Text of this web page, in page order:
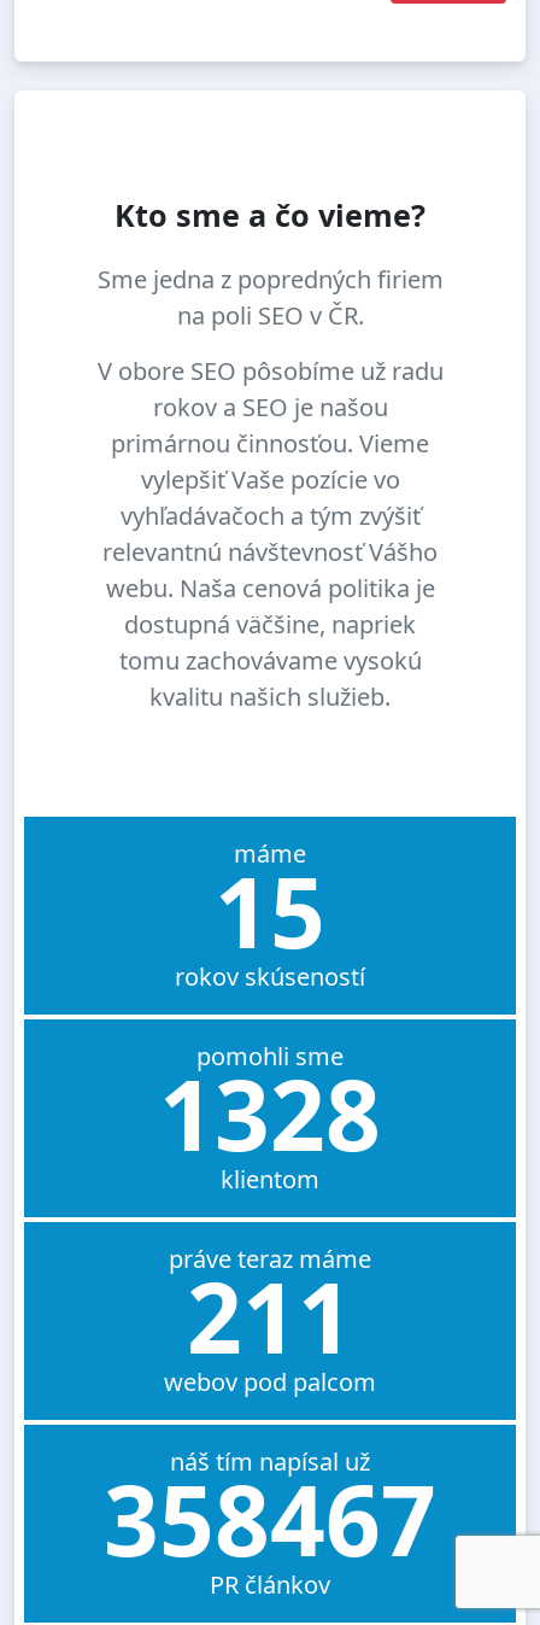
Kto sme a čo vieme?
Sme jedna z popredných firiem
na poli SEO v ČR.
V obore SEO pôsobíme už radu
rokov a SEO je našou
primárnou činnosťou. Vieme
vylepšiť Vaše pozície vo
vyhľadávačoch a tým zvýšiť
relevantnú návštevnosť Vášho
webu. Naša cenová politika je
dostupná väčšine, napriek
tomu zachovávame vysokú
kvalitu našich služieb.
máme
15
rokov skúseností
pomohli sme
1328
klientom
práve teraz máme
211
webov pod palcom
náš tím napísal už
358467
PR článkov